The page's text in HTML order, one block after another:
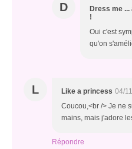
D
Dress me
!
Oui c'est
qu'on
L Like a princess 04/
Coucou,<br /> Je ne
mains, mais j'adore
Répondre